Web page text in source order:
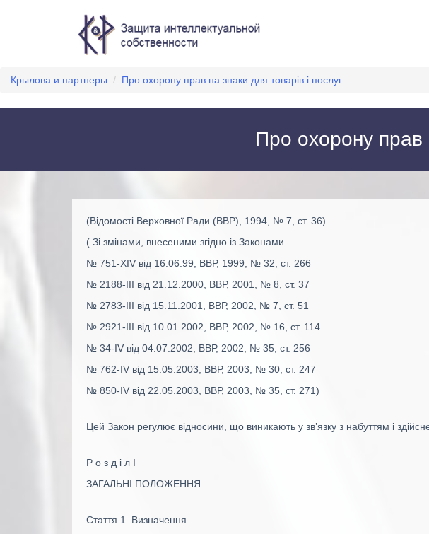
Крылова и партнеры / Про охорону прав на знаки для товарів і послуг
Про охорону прав
(Відомості Верховної Ради (ВВР), 1994, № 7, ст. 36)
( Зі змінами, внесеними згідно із Законами
№ 751-XIV від 16.06.99, ВВР, 1999, № 32, ст. 266
№ 2188-III від 21.12.2000, ВВР, 2001, № 8, ст. 37
№ 2783-III від 15.11.2001, ВВР, 2002, № 7, ст. 51
№ 2921-III від 10.01.2002, ВВР, 2002, № 16, ст. 114
№ 34-IV від 04.07.2002, ВВР, 2002, № 35, ст. 256
№ 762-IV від 15.05.2003, ВВР, 2003, № 30, ст. 247
№ 850-IV від 22.05.2003, ВВР, 2003, № 35, ст. 271)
Цей Закон регулює відносини, що виникають у зв’язку з набуттям і
Р о з д і л I
ЗАГАЛЬНІ ПОЛОЖЕННЯ
Стаття 1. Визначення